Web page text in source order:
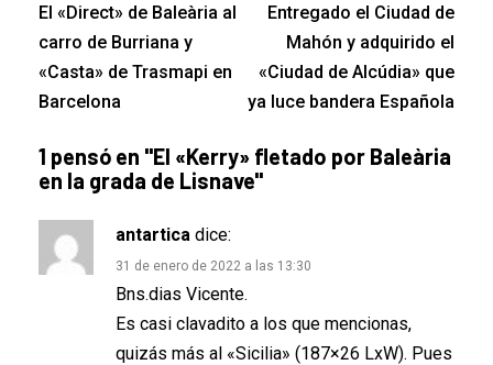
El «Direct» de Baleària al
carro de Burriana y
«Casta» de Trasmapi en
Barcelona
Entregado el Ciudad de
Mahón y adquirido el
«Ciudad de Alcúdia» que
ya luce bandera Española
1 pensó en "El «Kerry» fletado por Baleària
en la grada de Lisnave"
antartica dice:
31 de enero de 2022 a las 13:30
Bns.dias Vicente.
Es casi clavadito a los que mencionas,
quizás más al «Sicilia» (187×26 LxW). Pues